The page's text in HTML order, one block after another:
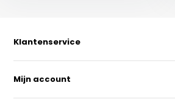
Klantenservice
Mijn account